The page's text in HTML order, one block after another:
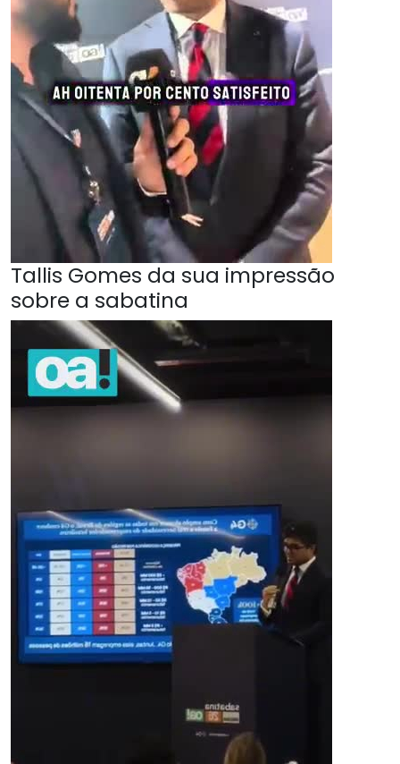
Tallis Gomes da sua impressão
sobre a sabatina